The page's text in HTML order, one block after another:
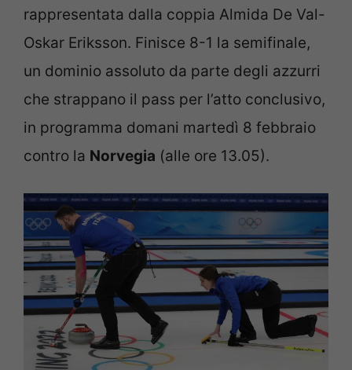
rappresentata dalla coppia Almida De Val-
Oskar Eriksson. Finisce 8-1 la semifinale,
un dominio assoluto da parte degli azzurri
che strappano il pass per l’atto conclusivo,
in programma domani martedì 8 febbraio
contro la Norvegia (alle ore 13.05).